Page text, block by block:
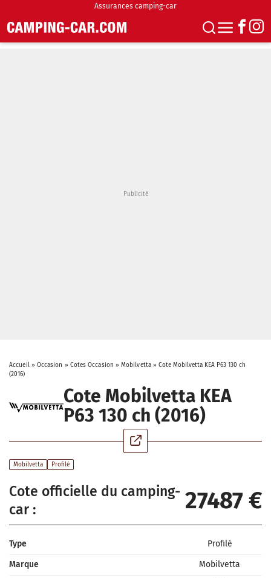
Assurances camping-car
Accueil» Occasion » Cotes Occasion » Mobilvetta» Cote Mobilvetta KEA P63 130 ch
(2016)
Cote Mobilvetta KEA
P63 130 ch (2016)
Mobilvetta Profilé
Cote officielle du camping-
car :
27487 €
Type
Profilé
Marque
Mobilvetta